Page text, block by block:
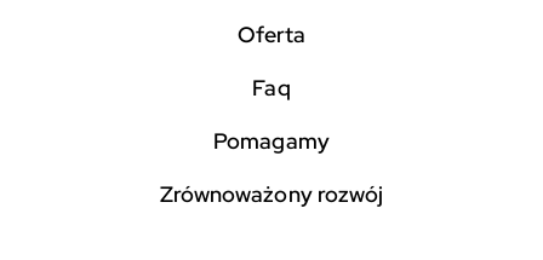
Oferta
faq
pomagamy
zrównoważony rozwój